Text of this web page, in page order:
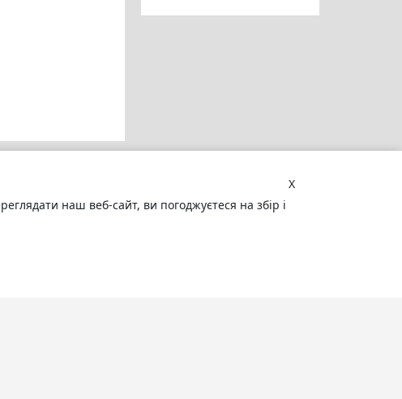
X
наш веб-сайт, ви погоджуєтеся на збір і